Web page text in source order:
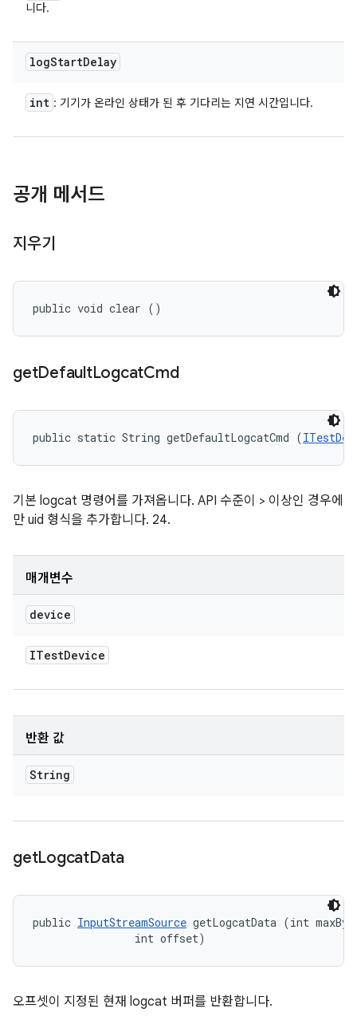
니다.
logStartDelay
int : 기기가 온라인 상태가 된 후 기다리는 지연 시간입니다.
공개 메서드
지우기
public void clear ()
getDefaultLogcatCmd
public static String getDefaultLogcatCmd (
기본 logcat 명령어를 가져옵니다. API 수준이 > 이상인 경우에
만 uid 형식을 추가합니다. 24.
매개변수
device
ITestDevice
반환 값
String
getLogcatData
public InputStreamSource getLogcatData (int
                int offset)
오프셋이 지정된 현재 logcat 버퍼를 반환합니다.